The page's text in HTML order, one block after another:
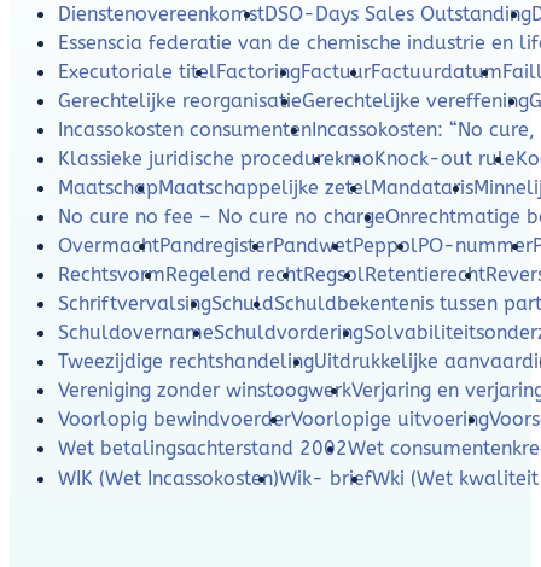
DienstenovereenkomstDSO-Days Sales Outstanding
Essenscia federatie van de chemische industrie en
Executoriale titelFactoringFactuurFactuurdatum
Gerechtelijke reorganisatieGerechtelijke vereffening
Incassokosten consumentenIncassokosten: “No
Klassieke juridische procedurekmoKnock-out rule
MaatschapMaatschappelijke zetelMandataris
No cure no fee – No cure no chargeOnrechtmatige
OvermachtPandregisterPandwetPeppolPO-nummer
RechtsvormRegelend rechtRegsolRetentierecht
SchriftvervalsingSchuldSchuldbekentenis tussen
SchuldovernameSchuldvordering
Tweezijdige rechtshandelingUitdrukkelijke
Vereniging zonder winstoogwerkVerjaring en
Voorlopig bewindvoerderVoorlopige uitvoering
Wet betalingsachterstand 2002Wet
WIK (Wet Incassokosten)Wik- briefWki (Wet kwaliteit